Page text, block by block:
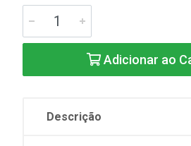
Adicionar ao
Descrição